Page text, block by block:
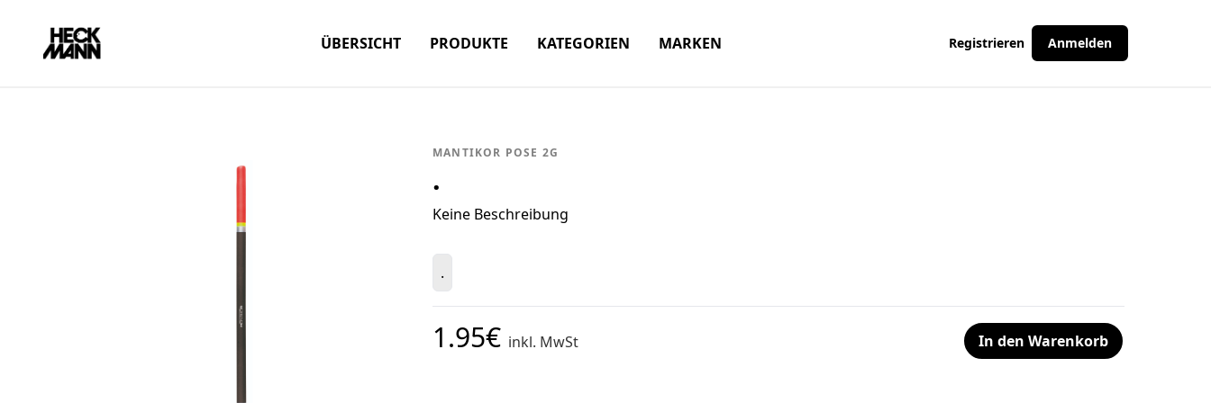
ÜBERSICHT PRODUKTE KATEGORIEN MARKEN Registrieren Anmelden
MANTIKOR POSE 2G
.
Keine Beschreibung
.
1.95€ inkl. MwSt In den Warenkorb